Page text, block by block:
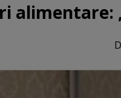
alimentare: